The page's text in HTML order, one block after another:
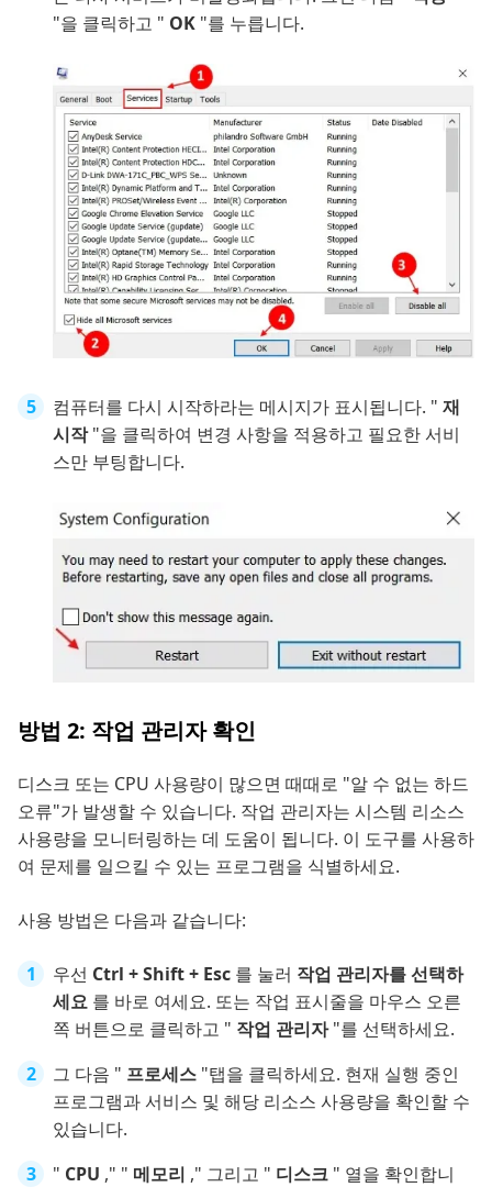
"을 클릭하고 " OK "를 누릅니다.
컴퓨터를 다시 시작하라는 메시지가 표시됩니다. " 재
시작"을 클릭하여 변경 사항을 적용하고 필요한 서비
스만 부팅합니다.
방법 2: 작업 관리자 확인
디스크 또는 CPU 사용량이 많으면 때때로 "알 수 없는 하드
오류"가 발생할 수 있습니다. 작업 관리자는 시스템 리소스
사용량을 모니터링하는 데 도움이 됩니다. 이 도구를 사용하
여 문제를 일으킬 수 있는 프로그램을 식별하세요.
사용 방법은 다음과 같습니다:
우선 Ctrl + Shift + Esc 를 눌러 작업 관리자를 선택하
세요 를 바로 여세요. 또는 작업 표시줄을 마우스 오른
쪽 버튼으로 클릭하고 " 작업 관리자"를 선택하세요.
그 다음 " 프로세스 "탭을 클릭하세요. 현재 실행 중인
프로그램과 서비스 및 해당 리소스 사용량을 확인할 수
있습니다.
" CPU ," " 메모리 ," 그리고 " 디스크 " 열을 확인합니